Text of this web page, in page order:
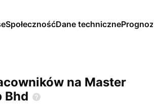
SpołecznośćDane technicznePrognozy
na Master
Bhd